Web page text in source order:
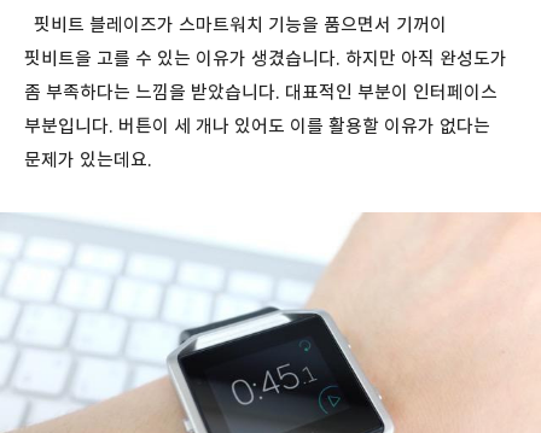
핏비트 블레이즈가 스마트워치 기능을 품으면서 기꺼이
핏비트을 고를 수 있는 이유가 생겼습니다. 하지만 아직 완성도가
좀 부족하다는 느낌을 받았습니다. 대표적인 부분이 인터페이스
부분입니다. 버튼이 세 개나 있어도 이를 활용할 이유가 없다는
문제가 있는데요.